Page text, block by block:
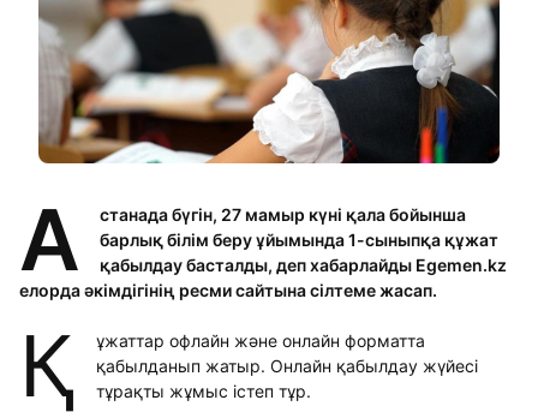
А
станада бүгін, 27 мамыр күні қала бойынша
барлық білім беру ұйымында 1-сыныпқа құжат
қабылдау басталды, деп хабарлайды Egemen.kz
елорда әкімдігінің ресми сайтына сілтеме жасап.
Қ
ұжаттар офлайн және онлайн форматта
қабылданып жатыр. Онлайн қабылдау жүйесі
тұрақты жұмыс істеп тұр.